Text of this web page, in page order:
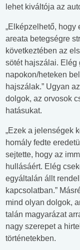
lehet kiváltója az
„Elképzelhető, hogy
areata betegségre
következtében az
sötét hajszálai. Elég
napokon/heteken
hajszálak.” Ugyan
dolgok, az orvosok
hatásukat.
„Ezek a jelenségek
homály fedte
sejtette, hogy az
hullásáért. Elég
egyáltalán állt
kapcsolatban.”
mind olyan dolgok,
talán magyarázat
nagy szerepet a
történetekben.